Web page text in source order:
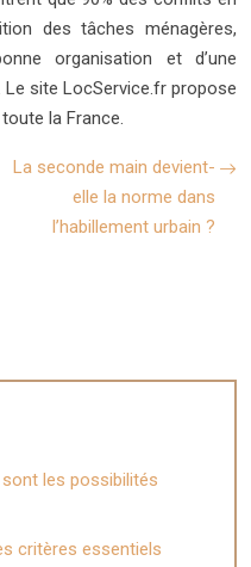
des tâches ménagères,
organisation et d’une
site LocService.fr propose
la France.
La seconde main devient-
elle la norme dans
l’habillement urbain ?
les possibilités
critères essentiels